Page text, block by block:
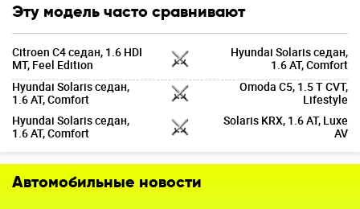
Эту модель часто сравнивают
Citroen C4 седан, 1.6 HDI
MT, Feel Edition
Hyundai Solaris седан,
1.6 AT, Comfort
Hyundai Solaris седан,
1.6 AT, Comfort
Omoda C5, 1.5 T CVT,
Lifestyle
Hyundai Solaris седан,
1.6 AT, Comfort
Solaris KRX, 1.6 AT, Luxe
AV
Автомобильные новости